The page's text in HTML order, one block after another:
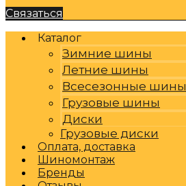
Связаться
Каталог
Зимние шины
Летние шины
Всесезонные шины
Грузовые шины
Диски
Грузовые диски
Оплата, доставка
Шиномонтаж
Бренды